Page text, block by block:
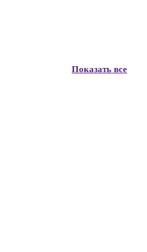
Показать все